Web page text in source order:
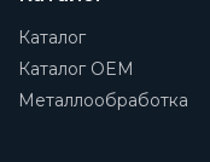
Наименование
Клапан
Каталог
Каталог OEM
Металлообработка